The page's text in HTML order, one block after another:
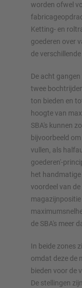
worden ofwel
Ketting- en
goederen over
de
De acht
twee
ton bieden en
hoogte van
SBA's kunnen
bijvoorbeeld
vullen, als
goederen'-
het
voordeel van
magazijnpositie
de SBA's meer
In beide zones
omdat deze de
bieden voor de
De stellingen